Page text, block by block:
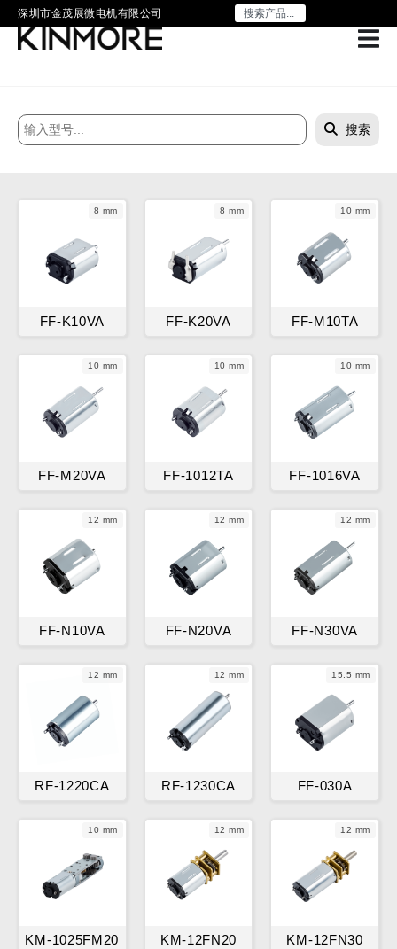
深圳市金茂展微电机有限公司
搜索
8 mm
FF-K10VA
8 mm
FF-K20VA
10 mm
FF-M10TA
10 mm
FF-M20VA
10 mm
FF-1012TA
10 mm
FF-1016VA
12 mm
FF-N10VA
12 mm
FF-N20VA
12 mm
FF-N30VA
12 mm
RF-1220CA
12 mm
RF-1230CA
15.5 mm
FF-030A
10 mm
KM-1025FM20
12 mm
KM-12FN20
12 mm
KM-12FN30